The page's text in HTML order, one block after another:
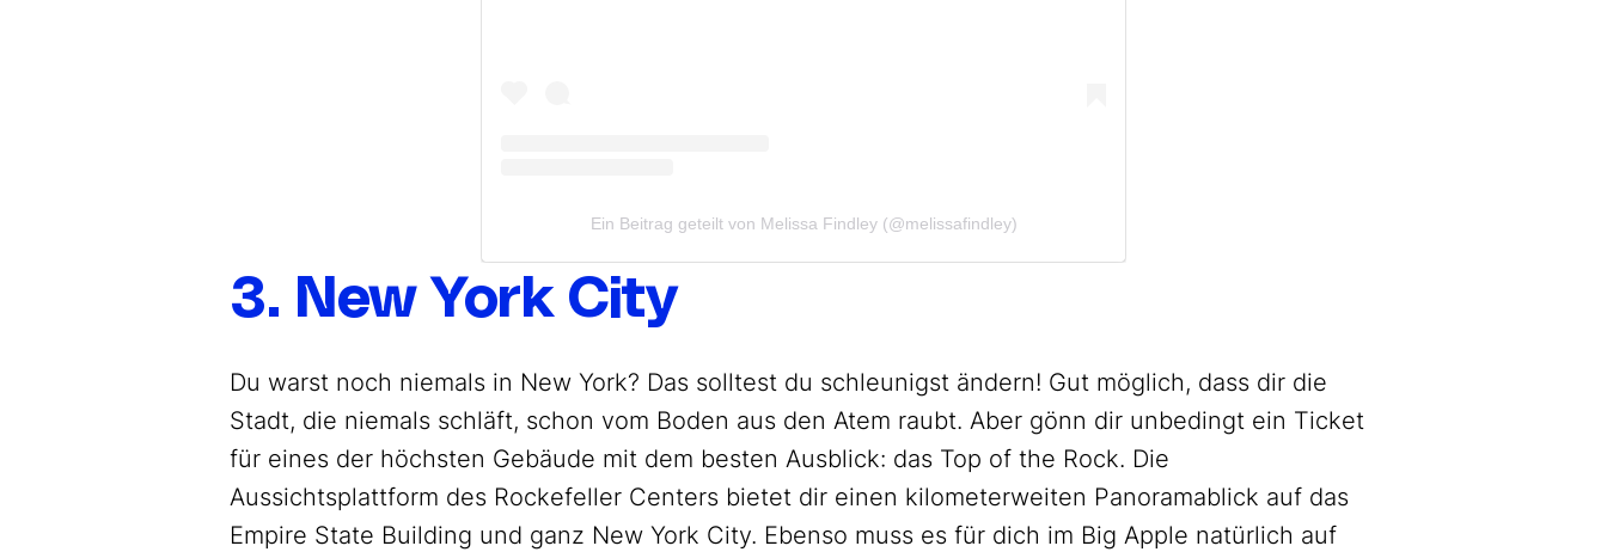
Ein Beitrag geteilt von Melissa Findley (@melissafindley)
3. New York City
Du warst noch niemals in New York? Das solltest du schleunigst ändern! Gut möglich, dass dir die
Stadt, die niemals schläft, schon vom Boden aus den Atem raubt. Aber gönn dir unbedingt ein Ticket
für eines der höchsten Gebäude mit dem besten Ausblick: das Top of the Rock. Die
Aussichtsplattform des Rockefeller Centers bietet dir einen kilometerweiten Panoramablick auf das
Empire State Building und ganz New York City. Ebenso muss es für dich im Big Apple natürlich auf